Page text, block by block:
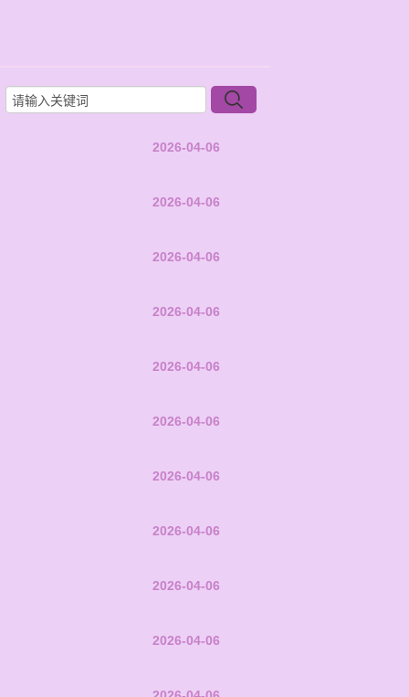
2026-04-06
2026-04-06
2026-04-06
2026-04-06
2026-04-06
2026-04-06
2026-04-06
2026-04-06
2026-04-06
2026-04-06